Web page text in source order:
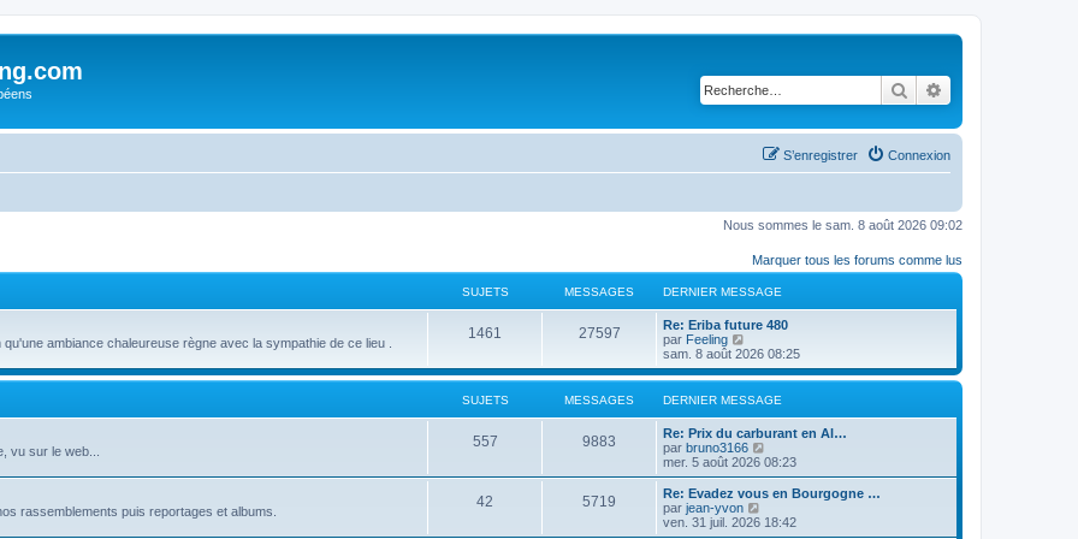
Rechercher
Connexion
S’enregistrer
Nous sommes le sam. 8 août 2026 09:02
Marquer tous les forums comme lus
SUJETS MESSAGES DERNIER MESSAGE
ambiance chaleureuse règne avec la sympathie de ce lieu .
1461
j
27597M
s
D
e
r
n
i
e
e
s
s
a
g
e
Re: Eriba future 480
par Feeling
o
i
r
l
e
r
n
i
e
r
m
sam. 8 août 2026 08:25
SUJETS MESSAGES DERNIER MESSAGE
vu sur le web...
557S
e
9883
s
D
e
r
n
i
e
r
Re: Prix ​​du carburant en Al…
par bruno3166
o
i
r
e
mer. 5 août 2026 08:23
rassemblements puis reportages et albums.
42 5719
D
e
r
n
Re: Evadez vous en Bourgogne …
par jean-yvon
o
i
ven. 31 juil. 2026 18:42